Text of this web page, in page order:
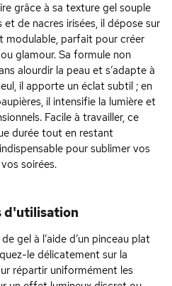
grâce à sa texture gel souple
de nacres irisées, il dépose sur
modulable, parfait pour créer
glamour. Sa formule non
alourdir la peau et s’adapte à
il apporte un éclat subtil ; en
il intensifie la lumière et
Facile à travailler, ce
durée tout en restant
pour sublimer vos
soirées.
d'utilisation
gel à l’aide d’un pinceau plat
le délicatement sur la
répartir uniformément les